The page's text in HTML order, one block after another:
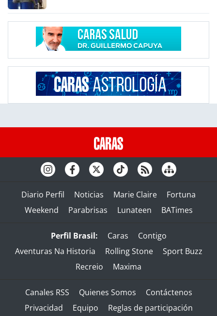
Diario Perfil Noticias Marie Claire
Fortuna
Weekend
Parabrisas Lunateen BATimes
Perfil Brasil: Caras
Contigo
Aventuras Na Historia
Rolling Stone
Sport Buzz
Recreio
Maxima
Canales RSS Quienes Somos
Contáctenos
Privacidad
Equipo Reglas de participación